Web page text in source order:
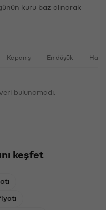
kuru baz alınarak
Kapanış En düşük
bulunamadı.
keşfet